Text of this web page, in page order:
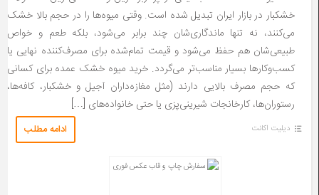
خشکبار در بازار ایران تبدیل شده است. وقتی میوه‌ها را در حجم بالا خشک
می‌کنند، نه تنها ماندگاری‌شان چند برابر می‌شود، بلکه طعم و خواص
طبیعی‌شان هم حفظ می‌شود و قیمت تمام‌شده برای مصرف‌کننده نهایی یا
کسب‌وکارها بسیار مناسب‌تر می‌گردد. خرید میوه خشک عمده برای کسانی
که حجم مصرف بالایی دارند (مثل مغازه‌داران آجیل و خشکبار، کافه‌ها،
رستوران‌ها، کارخانجات شیرینی‌پزی یا حتی خانواده‌های […]
دیلیت اکانت ادامه مطلب